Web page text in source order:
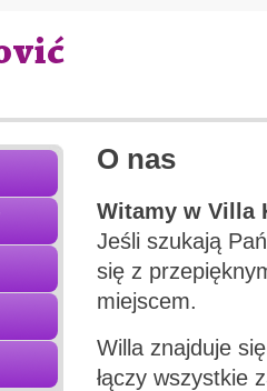
O nas
Witamy w Villa
Jeśli szukają
się z
miejscem.
Willa znajduje
łączy wszystkie